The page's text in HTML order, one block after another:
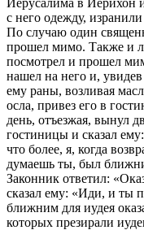
с него одежду,
По случаю один
прошел мимо. Также и
посмотрел и прошел
нашел на него и,
ему раны, возливая
осла, привез его в
день, отъезжая, вынул
гостиницы и сказал
что более, я, когда
думаешь ты, был
Законник ответил:
сказал ему: «Иди, и ты
ближним для иудея
которых презирали